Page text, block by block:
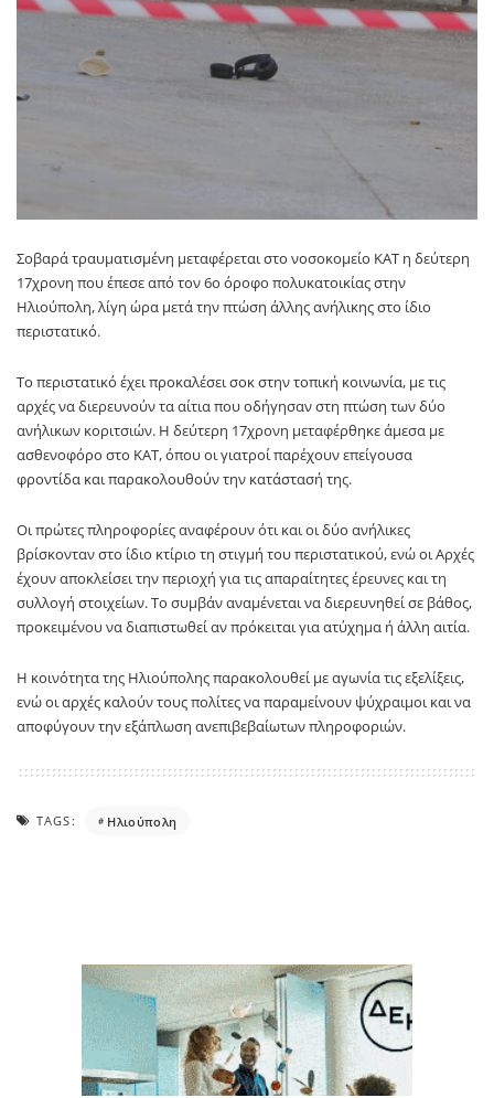
Σοβαρά τραυματισμένη μεταφέρεται στο νοσοκομείο ΚΑΤ η δεύτερη
17χρονη που έπεσε από τον 6ο όροφο πολυκατοικίας στην
Ηλιούπολη, λίγη ώρα μετά την πτώση άλλης ανήλικης στο ίδιο
περιστατικό.
Το περιστατικό έχει προκαλέσει σοκ στην τοπική κοινωνία, με τις
αρχές να διερευνούν τα αίτια που οδήγησαν στη πτώση των δύο
ανήλικων κοριτσιών. Η δεύτερη 17χρονη μεταφέρθηκε άμεσα με
ασθενοφόρο στο ΚΑΤ, όπου οι γιατροί παρέχουν επείγουσα
φροντίδα και παρακολουθούν την κατάστασή της.
Οι πρώτες πληροφορίες αναφέρουν ότι και οι δύο ανήλικες
βρίσκονταν στο ίδιο κτίριο τη στιγμή του περιστατικού, ενώ οι Αρχές
έχουν αποκλείσει την περιοχή για τις απαραίτητες έρευνες και τη
συλλογή στοιχείων. Το συμβάν αναμένεται να διερευνηθεί σε βάθος,
προκειμένου να διαπιστωθεί αν πρόκειται για ατύχημα ή άλλη αιτία.
Η κοινότητα της Ηλιούπολης παρακολουθεί με αγωνία τις εξελίξεις,
ενώ οι αρχές καλούν τους πολίτες να παραμείνουν ψύχραιμοι και να
αποφύγουν την εξάπλωση ανεπιβεβαίωτων πληροφοριών.
TAGS: Ηλιούπολη